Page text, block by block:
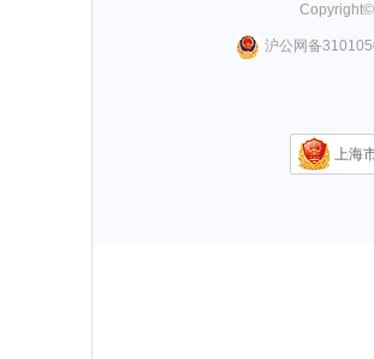
Copyright©
沪公网备
上海